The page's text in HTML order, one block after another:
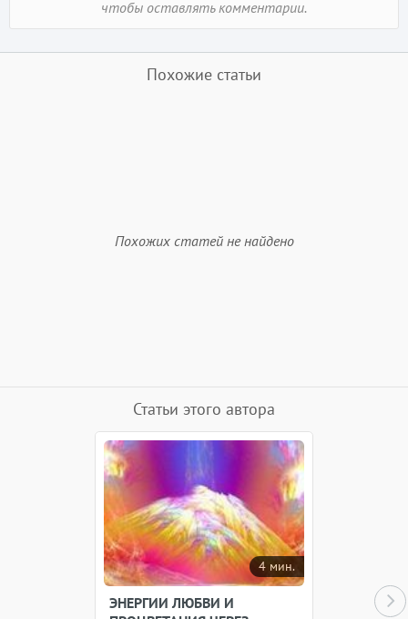
чтобы оставлять комментарии.
Похожие статьи
Похожих статей не найдено
Статьи этого автора
4 мин.
ЭНЕРГИИ ЛЮБВИ И